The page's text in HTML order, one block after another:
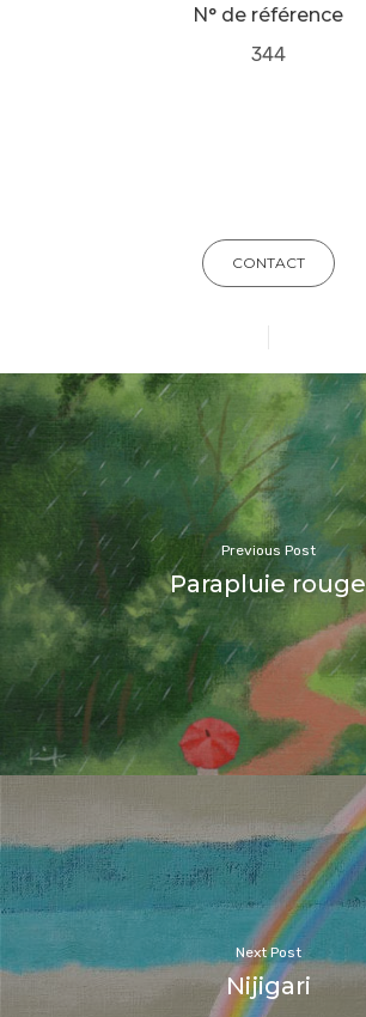
N° de référence
344
CONTACT
Previous Post
Parapluie rouge
Next Post
Nijigari